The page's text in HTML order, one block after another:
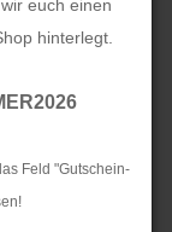
euch einen
hinterlegt.
Feld "Gutschein-